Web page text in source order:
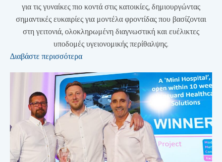
για τις γυναίκες πιο κοντά στις κατοικίες, δημιουργώντας
σημαντικές ευκαιρίες για μοντέλα φροντίδας που βασίζονται
στη γειτονιά, ολοκληρωμένη διαγνωστική και ευέλικτες
υποδομές υγειονομικής περίθαλψης.
Διαβάστε περισσότερα